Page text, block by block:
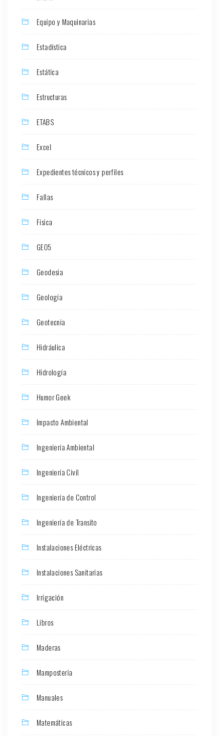
Equipo y Maquinarias
Estadística
Estática
Estructuras
ETABS
Excel
Expedientes técnicos y perfiles
Fallas
Física
GEO5
Geodesia
Geología
Geotecnia
Hidráulica
Hidrología
Humor Geek
Impacto Ambiental
Ingeniería Ambiental
Ingeniería Civil
Ingeniería de Control
Ingeniería de Transito
Instalaciones Eléctricas
Instalaciones Sanitarias
Irrigación
Libros
Maderas
Mamposteria
Manuales
Matemáticas